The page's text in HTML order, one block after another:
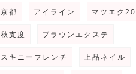
京都 アイライン マツエク
秋支度 ブラウンエクステ
スキニーフレンチ 上品ネイル